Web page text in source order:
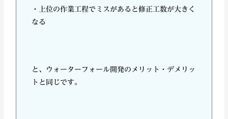
・上位の作業工程でミスがあると修正工数が大きく
なる
と、ウォーターフォール開発のメリット・デメリッ
トと同じです。